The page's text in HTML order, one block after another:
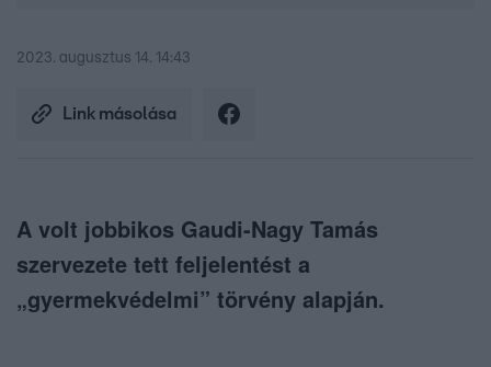
2023. augusztus 14. 14:43
Link másolása
A volt jobbikos Gaudi-Nagy Tamás
szervezete tett feljelentést a
„gyermekvédelmi” törvény alapján.